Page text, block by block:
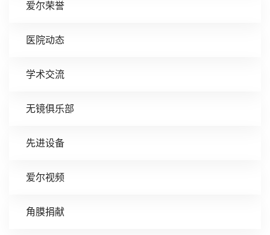
爱尔荣誉
医院动态
学术交流
无镜俱乐部
先进设备
爱尔视频
角膜捐献